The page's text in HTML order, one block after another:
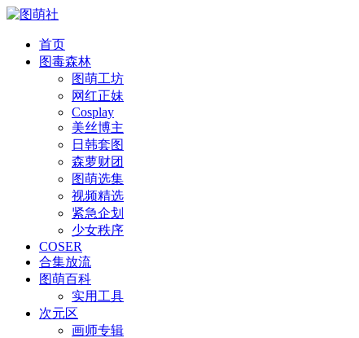
首页
图毒森林
图萌工坊
网红正妹
Cosplay
美丝博主
日韩套图
森萝财团
图萌选集
视频精选
紧急企划
少女秩序
COSER
合集放流
图萌百科
实用工具
次元区
画师专辑